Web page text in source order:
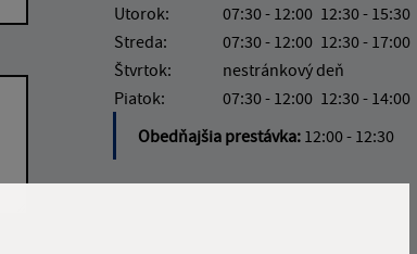
Utorok:
07:30 - 12:00 12:30 - 15:30
Streda:
07:30 - 12:00 12:30 - 17:00
Štvrtok:
nestránkový deň
Piatok:
07:30 - 12:00 12:30 - 14:00
Obedňajšia prestávka: 12:00 - 12:30